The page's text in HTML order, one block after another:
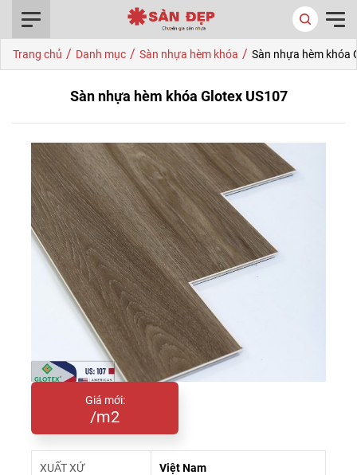
Trang chủ / Danh mục / Sàn nhựa hèm khóa / Sàn nhựa hèm khóa
Sàn nhựa hèm khóa Glotex US107
Giá mới:
/m2
XUẤT XỨ Việt Nam